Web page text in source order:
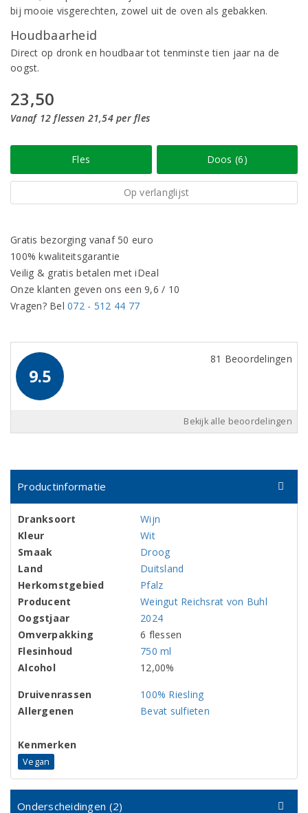
bij mooie visgerechten, zowel uit de oven als gebakken.
Houdbaarheid
Direct op dronk en houdbaar tot tenminste tien jaar na de
oogst.
23,50
Vanaf 12 flessen 21,54 per fles
Fles Doos (6)
Op verlanglijst
Gratis bezorging vanaf 50 euro
100% kwaliteitsgarantie
Veilig & gratis betalen met iDeal
Onze klanten geven ons een 9,6 / 10
Vragen? Bel072 - 512 44 77
9.5
81 Beoordelingen
Bekijk alle beoordelingen
Productinformatie
Dranksoort
Wijn
Kleur
Wit
Smaak
Droog
Land
Duitsland
Herkomstgebied
Pfalz
Producent
Weingut Reichsrat von Buhl
Oogstjaar
2024
Omverpakking
6 flessen
Flesinhoud
750 ml
Alcohol
12,00%
Druivenrassen
100% Riesling
Allergenen
Bevat sulfieten
Kenmerken
Vegan
Onderscheidingen (2)